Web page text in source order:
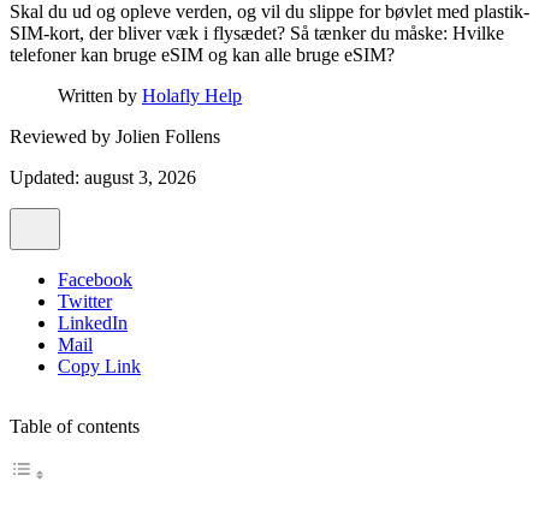
Skal du ud og opleve verden, og vil du slippe for bøvlet med plastik-
SIM-kort, der bliver væk i flysædet? Så tænker du måske: Hvilke
telefoner kan bruge eSIM og kan alle bruge eSIM?
Written by Holafly Help
Reviewed by Jolien Follens
Updated: august 3, 2026
Facebook
Twitter
LinkedIn
Mail
Copy Link
Table of contents